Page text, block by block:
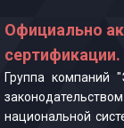
Официально
сертификации.
Группа компаний
национальной